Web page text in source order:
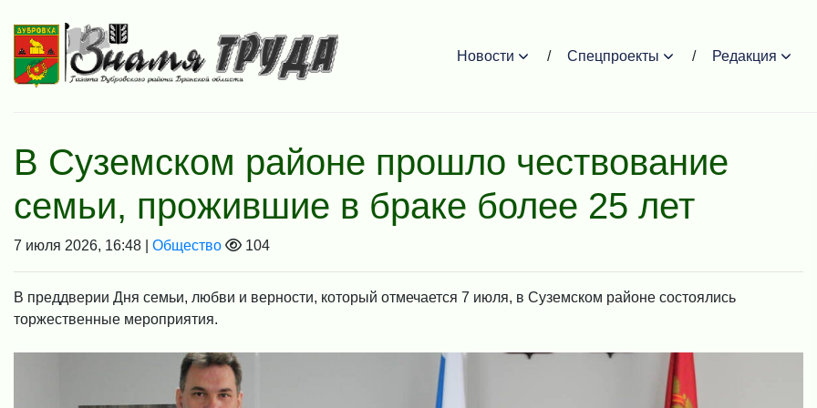
Новости Спецпроекты Редакция
В Суземском районе прошло чествование
семьи, прожившие в браке более 25 лет
7 июля 2026, 16:48 | Общество 104
В преддверии Дня семьи, любви и верности, который отмечается 7 июля, в Суземском районе состоялись
торжественные мероприятия.